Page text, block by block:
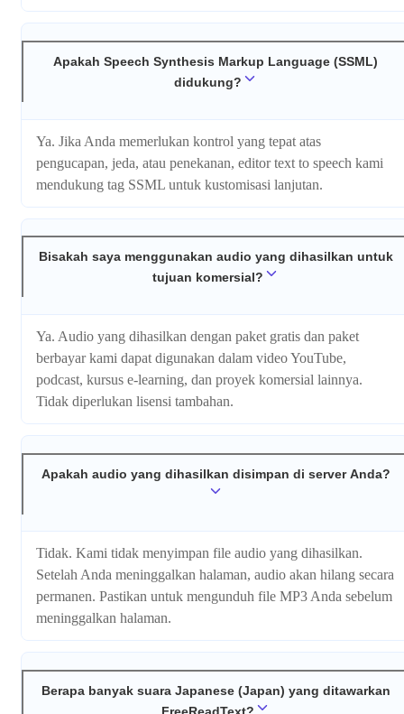
Apakah Speech Synthesis Markup Language (SSML)
didukung?
Ya. Jika Anda memerlukan kontrol yang tepat atas
pengucapan, jeda, atau penekanan, editor text to speech kami
mendukung tag SSML untuk kustomisasi lanjutan.
Bisakah saya menggunakan audio yang dihasilkan untuk
tujuan komersial?
Ya. Audio yang dihasilkan dengan paket gratis dan paket
berbayar kami dapat digunakan dalam video YouTube,
podcast, kursus e-learning, dan proyek komersial lainnya.
Tidak diperlukan lisensi tambahan.
Apakah audio yang dihasilkan disimpan di server Anda?
Tidak. Kami tidak menyimpan file audio yang dihasilkan.
Setelah Anda meninggalkan halaman, audio akan hilang secara
permanen. Pastikan untuk mengunduh file MP3 Anda sebelum
meninggalkan halaman.
Berapa banyak suara Japanese (Japan) yang ditawarkan